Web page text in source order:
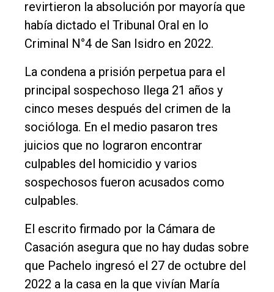
Edición
Empresa
Nosotros
Contacto
revirtieron la absolución por mayoría que
había dictado el Tribunal Oral en lo
Criminal N°4 de San Isidro en 2022.
La condena a prisión perpetua para el
principal sospechoso llega 21 años y
cinco meses después del crimen de la
socióloga. En el medio pasaron tres
juicios que no lograron encontrar
culpables del homicidio y varios
sospechosos fueron acusados como
culpables.
El escrito firmado por la Cámara de
Casación asegura que no hay dudas sobre
que Pachelo ingresó el 27 de octubre del
2022 a la casa en la que vivían María